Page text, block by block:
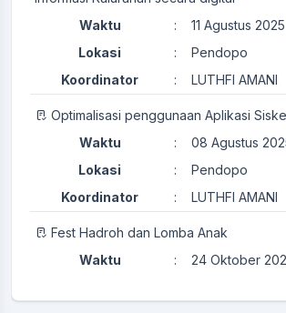
Waktu
:
11 Agustus
Lokasi
:
Pendopo
Koordinator
: LUTHFI AMANI
Optimalisasi penggunaan Aplikasi
Waktu
:
08 Agustus
Lokasi
:
Pendopo
Koordinator
: LUTHFI AMANI
Fest Hadroh dan Lomba Anak
Waktu
:
24 Oktober